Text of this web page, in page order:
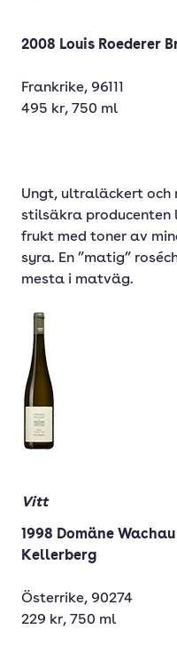
2008 Louis Roederer
Frankrike, 96111
495 kr, 750 ml
Ungt, ultraläckert och
stilsäkra
frukt med toner av
syra. En ”matig”
mesta i matväg.
Vitt
1998 Domäne
Kellerberg
Österrike, 90274
229 kr, 750 ml